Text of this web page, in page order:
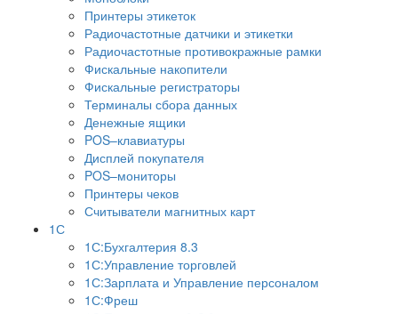
Принтеры этикеток
Радиочастотные датчики и этикетки
Радиочастотные противокражные рамки
Фискальные накопители
Фискальные регистраторы
Терминалы сбора данных
Денежные ящики
POS–клавиатуры
Дисплей покупателя
POS–мониторы
Принтеры чеков
Считыватели магнитных карт
1С
1С:Бухгалтерия 8.3
1С:Управление торговлей
1С:Зарплата и Управление персоналом
1С:Фреш